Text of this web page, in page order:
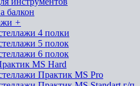
балкон
+
4 полки
5 полок
6 полок
MS Hard
Практик MS Pro